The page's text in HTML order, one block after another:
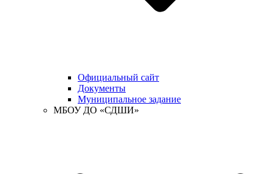
Официальный сайт
Документы
Муниципальное задание
МБОУ ДО «СДШИ»